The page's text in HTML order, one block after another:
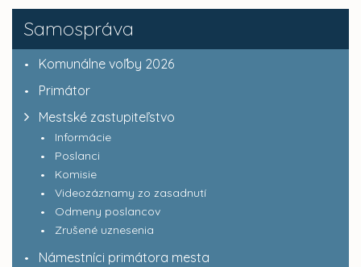
Samospráva
Komunálne voľby 2026
Primátor
Mestské zastupiteľstvo
Informácie
Poslanci
Komisie
Videozáznamy zo zasadnutí
Odmeny poslancov
Zrušené uznesenia
Námestníci primátora mesta